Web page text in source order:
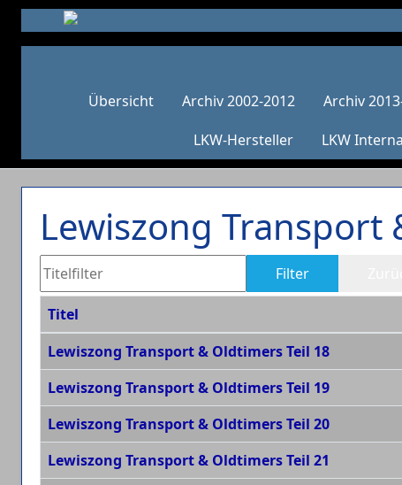
Übersicht Archiv 2002-2012 Archiv
LKW-Hersteller
LKW
Lewiszong Transport
Titelfilter Filter
Beiträge
Titel
Lewiszong Transport & Oldtimers Teil 18
Lewiszong Transport & Oldtimers Teil 19
Lewiszong Transport & Oldtimers Teil 20
Lewiszong Transport & Oldtimers Teil 21